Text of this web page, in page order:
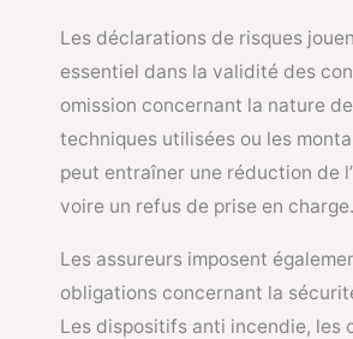
Les déclarations de risques
essentiel dans la validité des
omission concernant la nature
techniques utilisées ou les
peut entraîner une réduction de
voire un refus de prise en charge.
Les assureurs imposent
obligations concernant la
Les dispositifs anti incendie, les